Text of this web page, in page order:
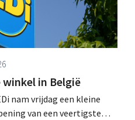
in België
nam vrijdag een kleine
van een veertigste